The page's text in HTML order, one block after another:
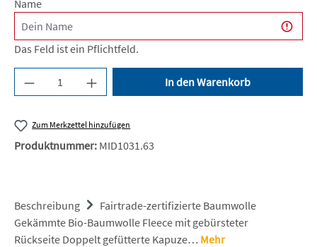
Name
Das Feld ist ein Pflichtfeld.
Produkt Anzahl: Gib den gewünschten Wert
In den Warenkorb
Zum Merkzettel hinzufügen
Produktnummer: MID1031.63
Beschreibung
Fairtrade-zertifizierte Baumwolle
Gekämmte Bio-Baumwolle Fleece mit gebürsteter
Rückseite Doppelt gefütterte Kapuze… Mehr